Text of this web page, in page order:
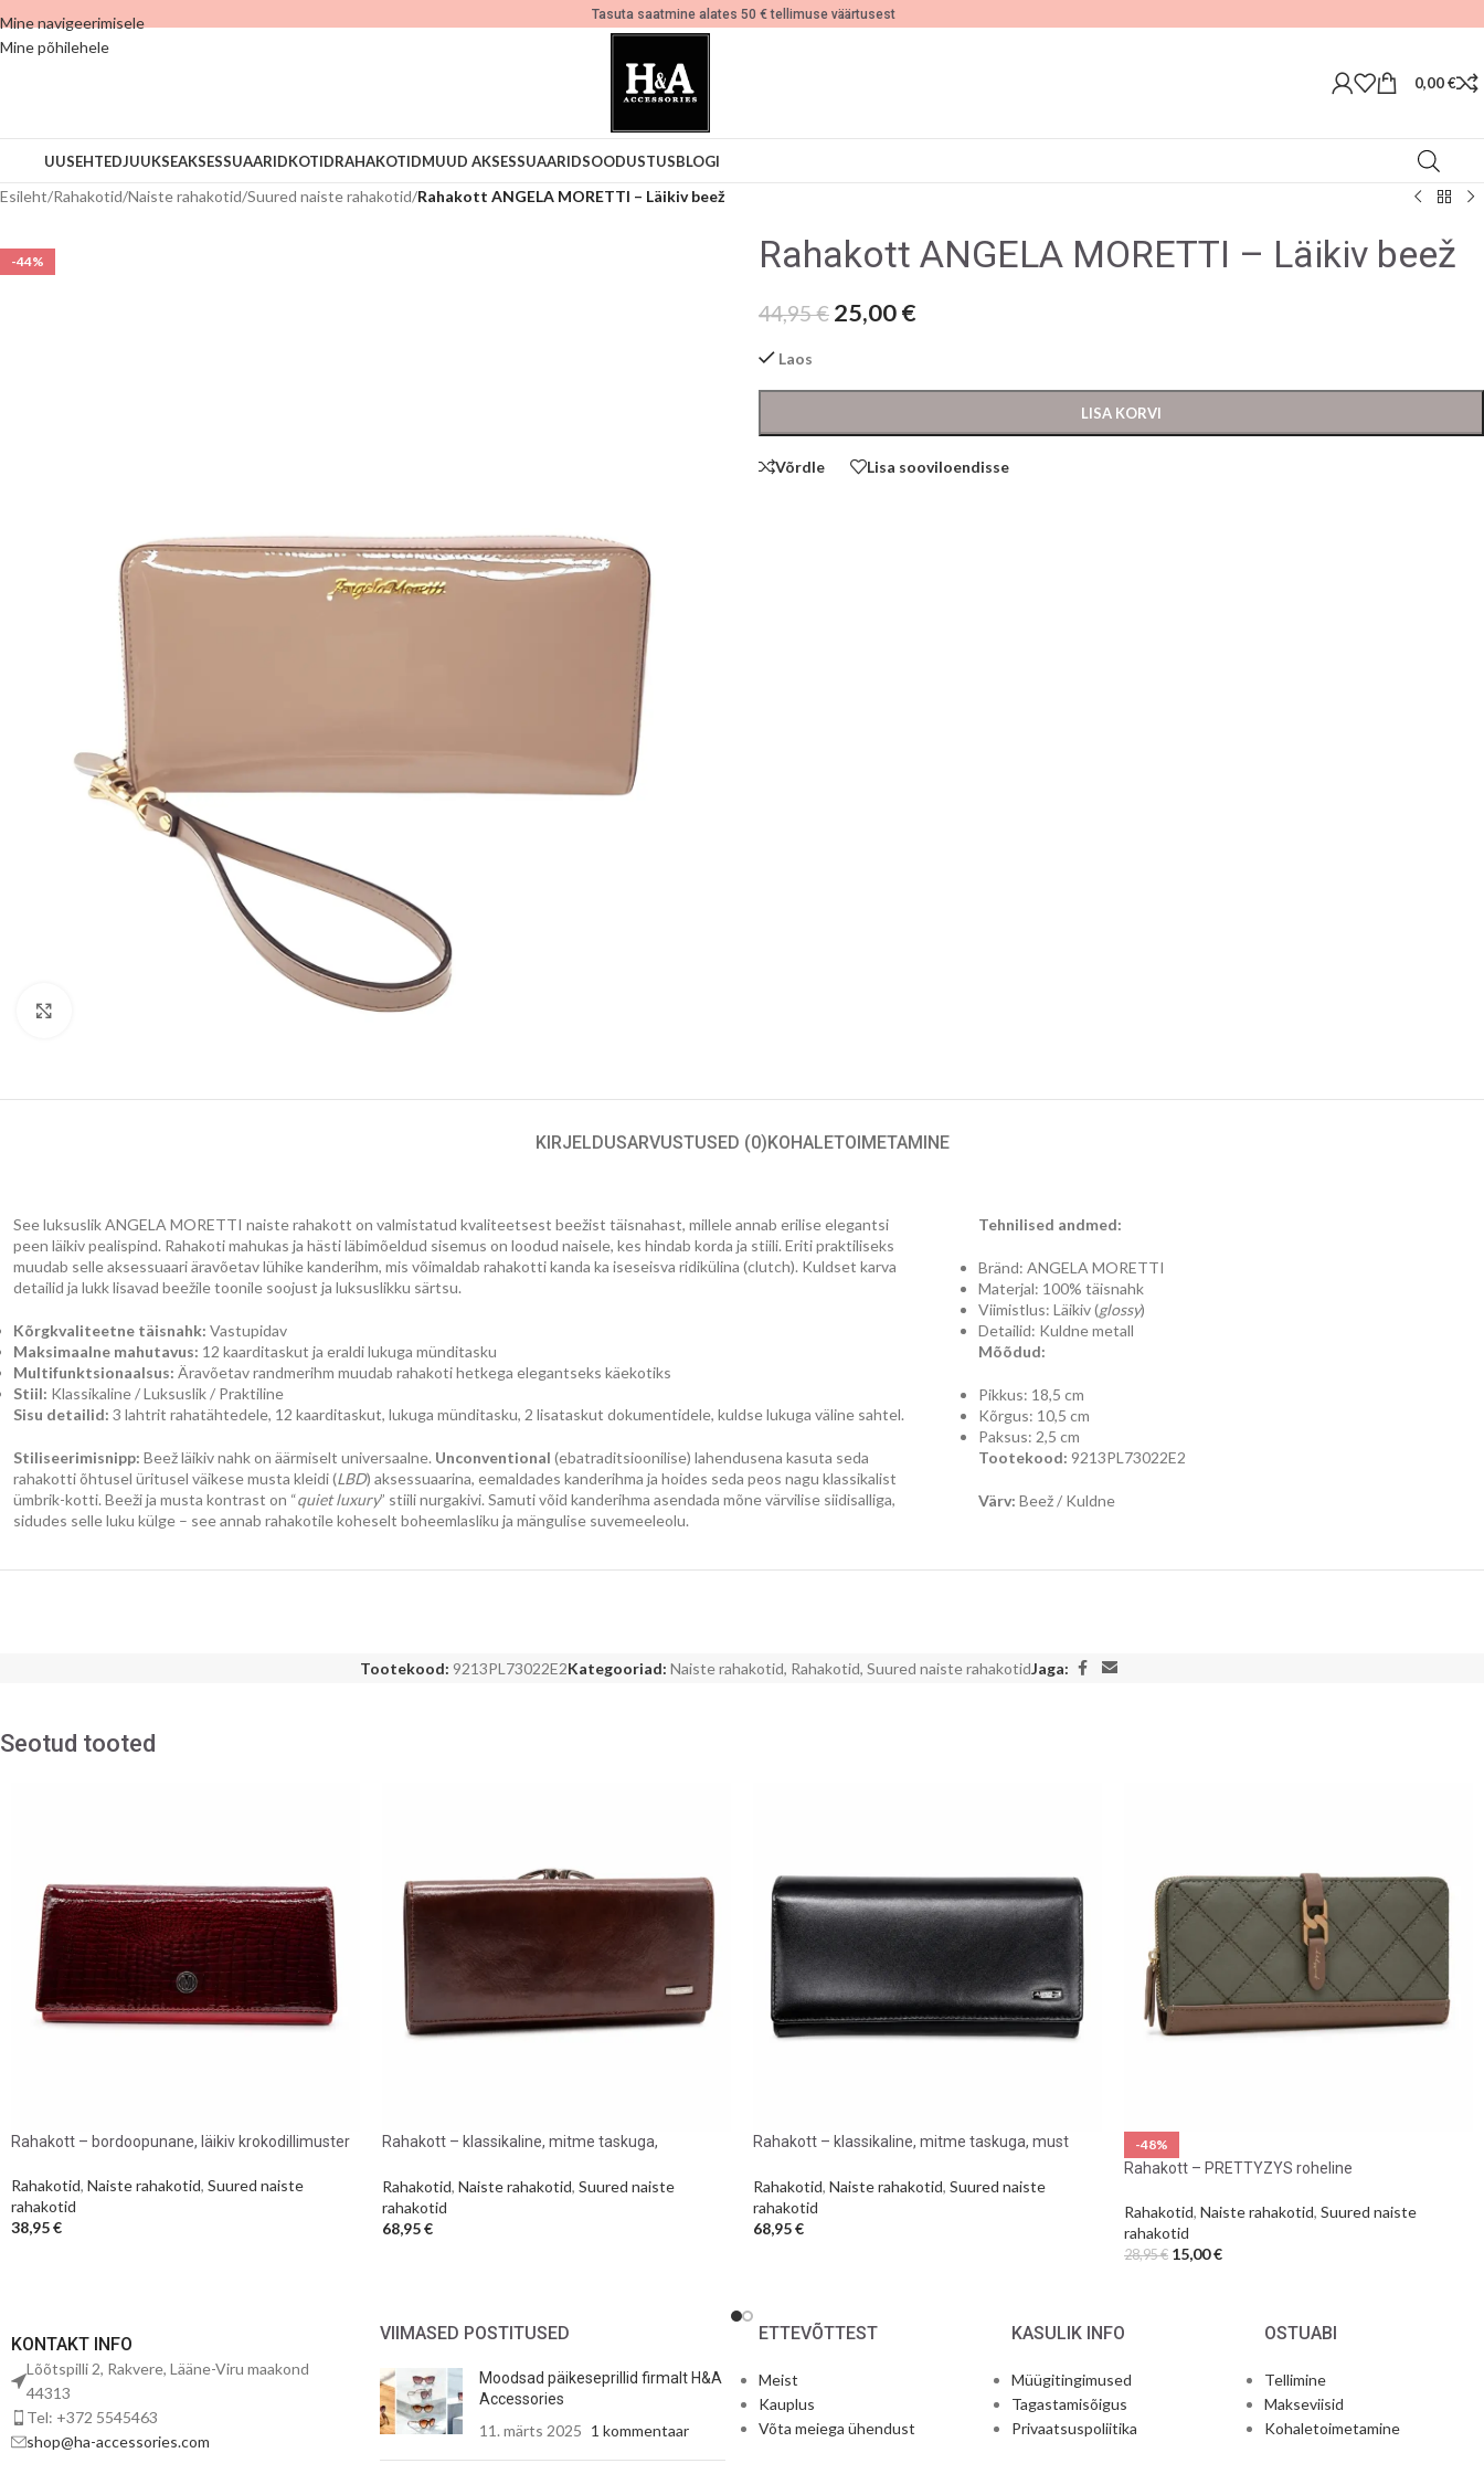
Mine navigeerimisele
Mine põhilehele
Tasuta saatmine alates 50 € tellimuse väärtusest
0,00€
UUSEHTEDJUUKSEAKSESSUAARIDKOTIDRAHAKOTIDMUUD AKSESSUAARIDSOODUSTUSBLOGI
Esileht/Rahakotid/Naiste rahakotid/Suured naiste rahakotid/Rahakott ANGELA MORETTI – Läikiv beež
-44% Rahakott ANGELA MORETTI – Läikiv beež
44,95€ 25,00€
Laos
LISA KORVI
Võrdle Lisa sooviloendisse
KIRJELDUSARVUSTUSED (0)KOHALETOIMETAMINE
See luksuslik ANGELA MORETTI naiste rahakott on valmistatud kvaliteetsest beežist täisnahast, millele annab erilise elegantsi
peen läikiv pealispind. Rahakoti mahukas ja hästi läbimõeldud sisemus on loodud naisele, kes hindab korda ja stiili. Eriti praktiliseks
muudab selle aksessuaari äravõetav lühike kanderihm, mis võimaldab rahakotti kanda ka iseseisva ridikülina (clutch). Kuldset karva
detailid ja lukk lisavad beežile toonile soojust ja luksuslikku särtsu.
Kõrgkvaliteetne täisnahk: Vastupidav
Maksimaalne mahutavus: 12 kaarditaskut ja eraldi lukuga münditasku
Multifunktsionaalsus: Äravõetav randmerihm muudab rahakoti hetkega elegantseks käekotiks
Stiil: Klassikaline / Luksuslik / Praktiline
Sisu detailid: 3 lahtrit rahatähtedele, 12 kaarditaskut, lukuga münditasku, 2 lisataskut dokumentidele, kuldse lukuga väline sahtel.
Stiliseerimisnipp: Beež läikiv nahk on äärmiselt universaalne. Unconventional (ebatraditsioonilise) lahendusena kasuta seda
rahakotti õhtusel üritusel väikese musta kleidi (LBD) aksessuaarina, eemaldades kanderihma ja hoides seda peos nagu klassikalist
ümbrik-kotti. Beeži ja musta kontrast on “quiet luxury” stiili nurgakivi. Samuti võid kanderihma asendada mõne värvilise siidisalliga,
sidudes selle luku külge – see annab rahakotile koheselt boheemlasliku ja mängulise suvemeeleolu.
Tehnilised andmed:
Bränd: ANGELA MORETTI
Materjal: 100% täisnahk
Viimistlus: Läikiv (glossy)
Detailid: Kuldne metall
Mõõdud:
Pikkus: 18,5 cm
Kõrgus: 10,5 cm
Paksus: 2,5 cm
Tootekood: 9213PL73022E2
Värv: Beež / Kuldne
Tootekood: 9213PL73022E2Kategooriad: Naiste rahakotid, Rahakotid, Suured naiste rahakotidJaga:
Seotud tooted
Rahakott – bordoopunane, läikiv krokodillimuster
Rahakotid, Naiste rahakotid, Suured naiste
rahakotid
38,95€
Rahakott – klassikaline, mitme taskuga,
Rahakotid, Naiste rahakotid, Suured naiste
rahakotid
68,95€
Rahakott – klassikaline, mitme taskuga, must
Rahakotid, Naiste rahakotid, Suured naiste
rahakotid
68,95€
-48%
Rahakott – PRETTYZYS roheline
Rahakotid, Naiste rahakotid, Suured naiste
rahakotid
28,95€ 15,00€
KONTAKT INFO
Lõõtspilli 2, Rakvere, Lääne-Viru maakond
44313
Tel: +372 5545463
shop@ha-accessories.com
VIIMASED POSTITUSED
Moodsad päikeseprillid firmalt H&A
Accessories
11. märts 2025 1 kommentaar
ETTEVÕTTEST
Meist
Kauplus
Võta meiega ühendust
KASULIK INFO
Müügitingimused
Tagastamisõigus
Privaatsuspoliitika
OSTUABI
Tellimine
Makseviisid
Kohaletoimetamine